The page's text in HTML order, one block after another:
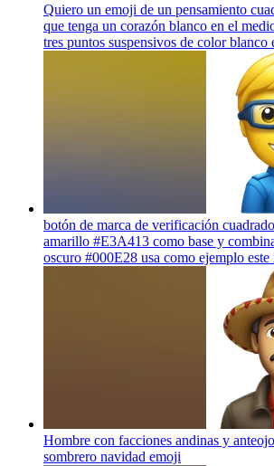
Quiero un emoji de un pensamiento
que tenga un corazón blanco en el
tres puntos suspensivos de color blanco
botón de marca de verificación
amarillo #E3A413 como base y
oscuro #000E28 usa como ejemplo este
Hombre con facciones andinas y
sombrero navidad emoji